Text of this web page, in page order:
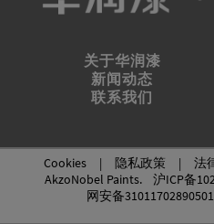
关于华润漆
新闻动态
联系我们
Cookies| 隐私政策 | 法
AkzoNobel Paints.沪ICP备
网安备